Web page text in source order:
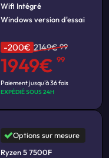
Wifi Intégré
Windows version d'essai
-200€ 2149€99
1949€99
Paiement jusqu'à 36 fois
EXPÉDIÉ SOUS 24H
Options sur mesure
Ryzen 5 7500F